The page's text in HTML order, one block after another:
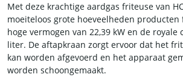
Met deze krachtige aardgas friteuse van
moeiteloos grote hoeveelheden
hoge vermogen van 22,39 kW en de royale
liter. De aftapkraan zorgt ervoor dat het
kan worden afgevoerd en het apparaat
worden schoongemaakt.